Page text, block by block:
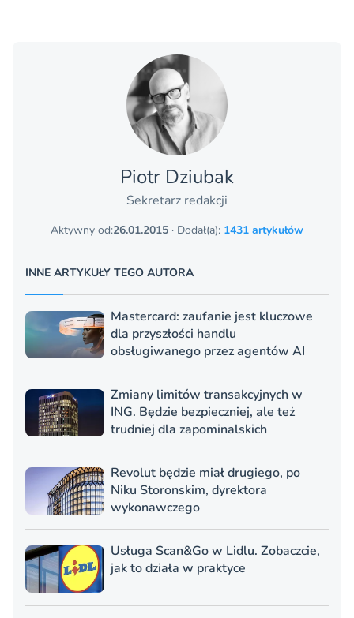
Piotr Dziubak
Sekretarz redakcji
Aktywny od:26.01.2015 · Dodał(a): 1431 artykułów
INNE ARTYKUŁY TEGO AUTORA
Mastercard: zaufanie jest kluczowe
dla przyszłości handlu
obsługiwanego przez agentów AI
Zmiany limitów transakcyjnych w
ING. Będzie bezpieczniej, ale też
trudniej dla zapominalskich
Revolut będzie miał drugiego, po
Niku Storonskim, dyrektora
wykonawczego
Usługa Scan&Go w Lidlu. Zobaczcie,
jak to działa w praktyce